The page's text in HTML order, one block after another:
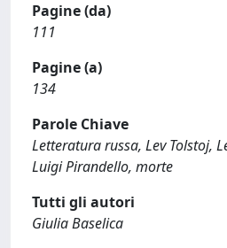
Pagine (da)
111
Pagine (a)
134
Parole Chiave
Letteratura russa, Lev Tolstoj,
Luigi Pirandello, morte
Tutti gli autori
Giulia Baselica